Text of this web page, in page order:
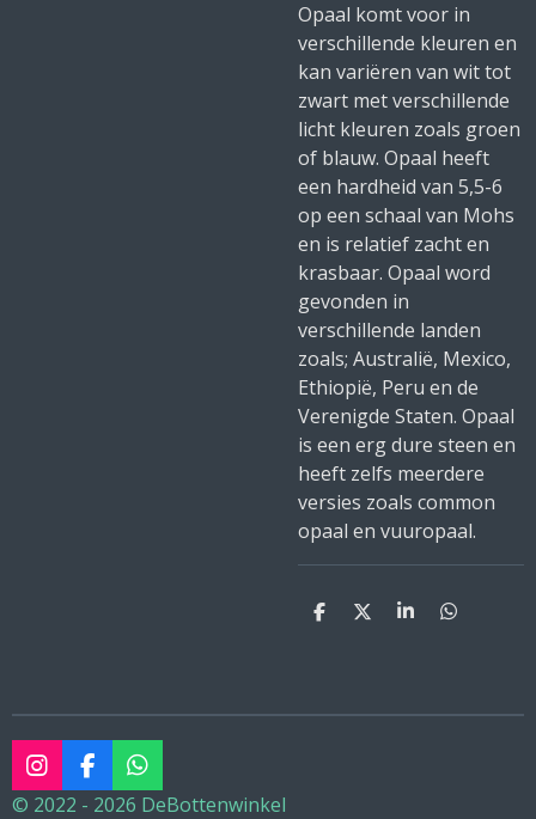
Opaal komt voor in
verschillende kleuren en
kan variëren van wit tot
zwart met verschillende
licht kleuren zoals groen
of blauw. Opaal heeft
een hardheid van 5,5-6
op een schaal van Mohs
en is relatief zacht en
krasbaar. Opaal word
gevonden in
verschillende landen
zoals; Australië, Mexico,
Ethiopië, Peru en de
Verenigde Staten. Opaal
is een erg dure steen en
heeft zelfs meerdere
versies zoals common
opaal en vuuropaal.
D
D
S
D
I
n
F
a
W
h
© 2022 - 2026 DeBottenwinkel